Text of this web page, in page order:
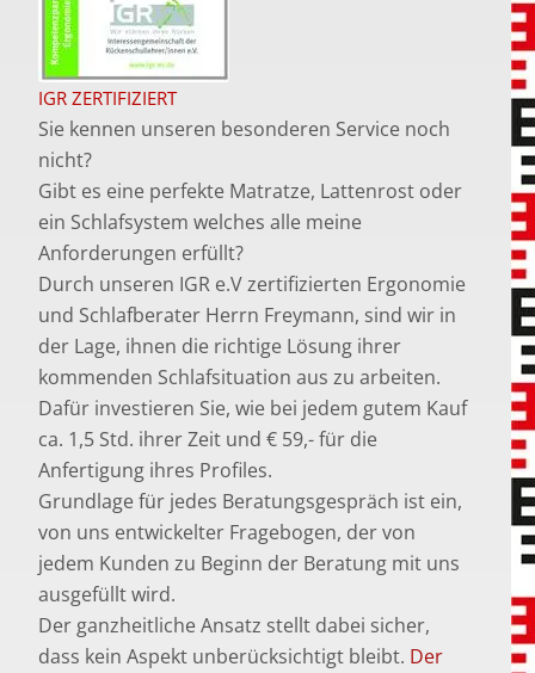
IGR ZERTIFIZIERT
Sie kennen unseren besonderen Service noch
nicht?
Gibt es eine perfekte Matratze, Lattenrost oder
ein Schlafsystem welches alle meine
Anforderungen erfüllt?
Durch unseren IGR e.V zertifizierten Ergonomie
und Schlafberater Herrn Freymann, sind wir in
der Lage, ihnen die richtige Lösung ihrer
kommenden Schlafsituation aus zu arbeiten.
Dafür investieren Sie, wie bei jedem gutem Kauf
ca. 1,5 Std. ihrer Zeit und € 59,- für die
Anfertigung ihres Profiles.
Grundlage für jedes Beratungsgespräch ist ein,
von uns entwickelter Fragebogen, der von
jedem Kunden zu Beginn der Beratung mit uns
ausgefüllt wird.
Der ganzheitliche Ansatz stellt dabei sicher,
dass kein Aspekt unberücksichtigt bleibt. Der